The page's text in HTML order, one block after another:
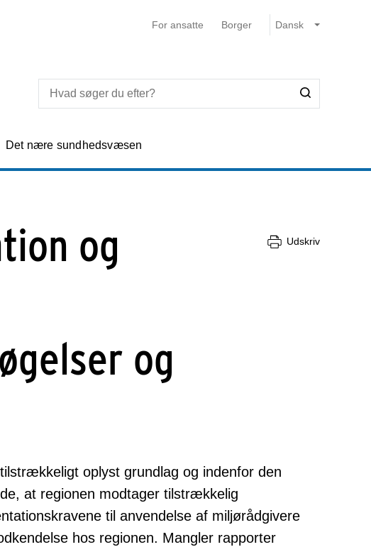
For ansatte Borger
Det nære sundhedsvæsen
og
og
Udskriv
oplyst grundlag og indenfor den
at regionen modtager tilstrækkelig
til anvendelse af miljørådgivere
hos regionen. Mangler rapporter